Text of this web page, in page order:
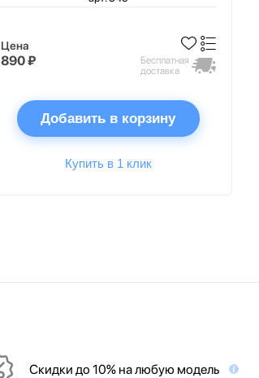
Цена
890 ₽
Бесплатная
доставка
Добавить в корзину
Купить в 1 клик
Скидки до 10% на любую модель